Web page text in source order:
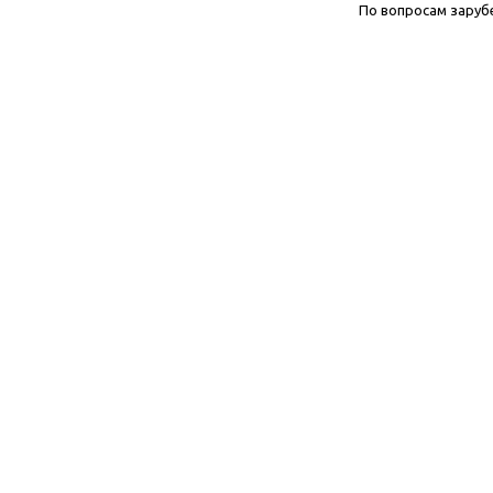
По вопросам